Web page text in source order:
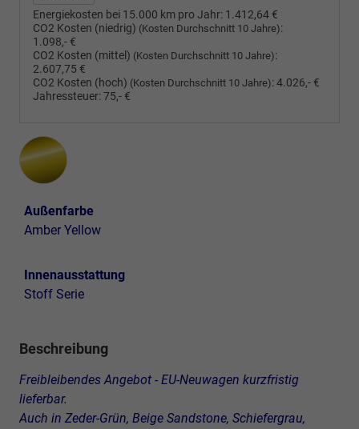
Energiekosten bei 15.000 km pro Jahr: 1.412,64 €
CO2 Kosten (niedrig) (Kosten Durchschnitt 10 Jahre):
1.098,- €
CO2 Kosten (mittel) (Kosten Durchschnitt 10 Jahre):
2.607,75 €
CO2 Kosten (hoch) (Kosten Durchschnitt 10 Jahre):4.026,- €
Jahressteuer:75,- €
Außenfarbe
Amber Yellow
Innenausstattung
Stoff Serie
Beschreibung
Freibleibendes Angebot - EU-Neuwagen kurzfristig
lieferbar.
Auch in Zeder-Grün, Beige Sandstone, Schiefergrau,